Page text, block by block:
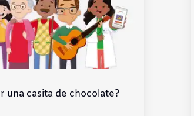
una casita de chocolate?